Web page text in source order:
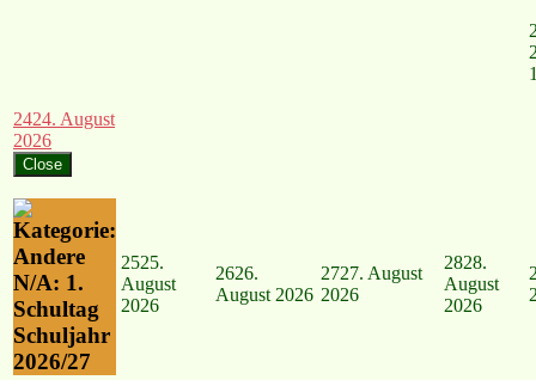
2424. August
2026
Close
N/A: 1.
Schultag
Schuljahr
2026/27
2525.
August
2026
2626.
August 2026
2727. August
2026
2828.
August
2026